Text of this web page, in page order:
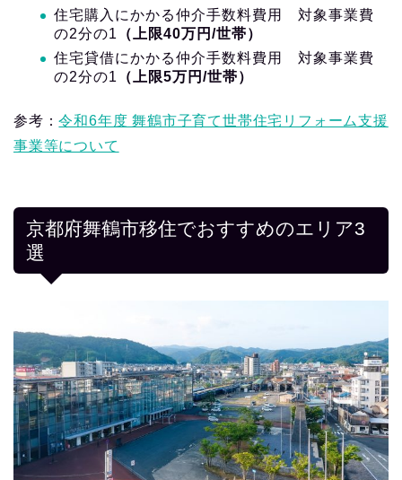
住宅購入にかかる仲介手数料費用 対象事業費
の2分の1
（上限40万円/世帯）
住宅貸借にかかる仲介手数料費用 対象事業費
の2分の1
（上限5万円/世帯）
参考：令和6年度 舞鶴市子育て世帯住宅リフォーム支援
事業等について
京都府舞鶴市移住でおすすめのエリア3
選